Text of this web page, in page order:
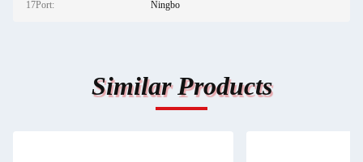
17Port: Ningbo
Similar Products